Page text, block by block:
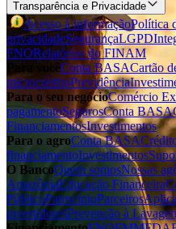
Transparência e Privacidade
Acesso à informaçãoPolítica
privacidadeSegurançaLGPD
FNORelatórios do FINAM
Para vocêConta BASACartão
microcréditoPrevidência
Para o seu negócioComércio
pagamentoSegurosConta BASA
FinanciamentosInvestimentos
Para o agroConta BASA
financiamentoInvestimentos
O BancoQuem somosNossas
AmazôniaEducação Financeira
PúblicoPatrocínioParceiros
investidoresPrevenção à